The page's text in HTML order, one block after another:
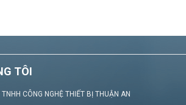
TÔI
TNHH CÔNG NGHỆ THIẾT BỊ THUẬN AN